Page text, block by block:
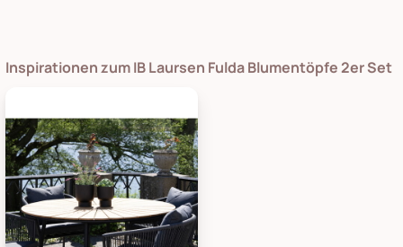
Inspirationen zum IB Laursen Fulda Blumentöpfe 2er Set